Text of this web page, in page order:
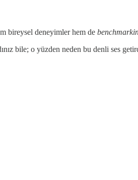
bireysel deneyimler hem de
bile; o yüzden neden bu denli ses